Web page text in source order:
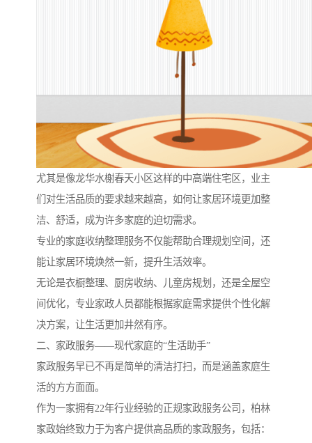
尤其是像龙华水榭春天小区这样的中高端住宅区，业主
们对生活品质的要求越来越高，如何让家居环境更加整
洁、舒适，成为许多家庭的迫切需求。
专业的家庭收纳整理服务不仅能帮助合理规划空间，还
能让家居环境焕然一新，提升生活效率。
无论是衣橱整理、厨房收纳、儿童房规划，还是全屋空
间优化，专业家政人员都能根据家庭需求提供个性化解
决方案，让生活更加井然有序。
二、家政服务——现代家庭的“生活助手”
家政服务早已不再是简单的清洁打扫，而是涵盖家庭生
活的方方面面。
作为一家拥有22年行业经验的正规家政服务公司，柏林
家政始终致力于为客户提供高品质的家政服务，包括：